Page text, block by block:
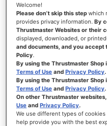
Welcome!
Please don’t skip this step which
provides privacy information.By
Thrustmaster Websites or their
displayed, downloaded, or
and documents, and you accept
Policy.
By using the Thrustmaster Shop
Terms of Use andPrivacy Policy.
By using the Thrustmaster
Terms of Use andPrivacy Policy.
On other Thrustmaster
Use andPrivacy Policy.
We use different types of
help provide you with the best